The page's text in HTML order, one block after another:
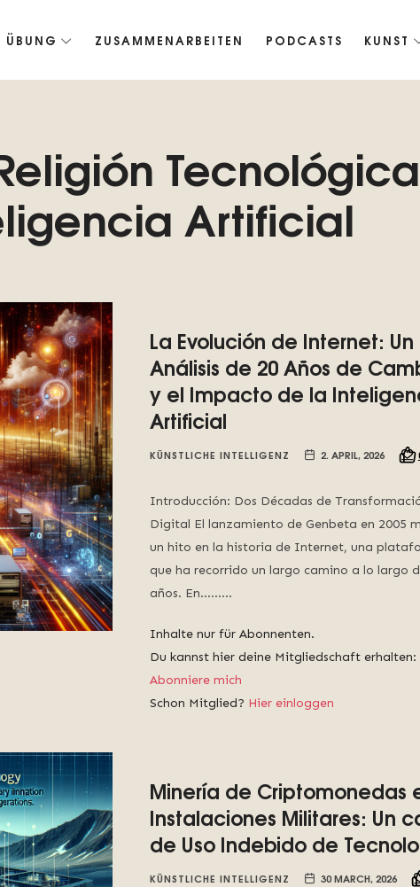
ÜBUNG ZUSAMMENARBEITEN PODCASTS KUNST
Artificial
La Evolución de Internet: Un
Análisis de 20 Años de
y el Impacto de la
Artificial
KÜNSTLICHE INTELLIGENZ 2. APRIL, 2026
Introducción: Dos Décadas de
Digital El lanzamiento de Genbeta en 2005
un hito en la historia de Internet, una
que ha recorrido un largo camino a lo largo
años. En……...
Inhalte nur für Abonnenten.
Du kannst hier deine Mitgliedschaft erhalten:
Abonniere mich
Schon Mitglied? Hier einloggen
Minería de Criptomonedas
Instalaciones Militares: Un
de Uso Indebido de
KÜNSTLICHE INTELLIGENZ 30 MARCH, 2026